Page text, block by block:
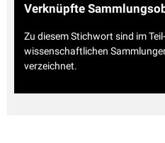
Verknüpfte
Zu diesem Stichwort sind im
wissenschaftlichen
verzeichnet.